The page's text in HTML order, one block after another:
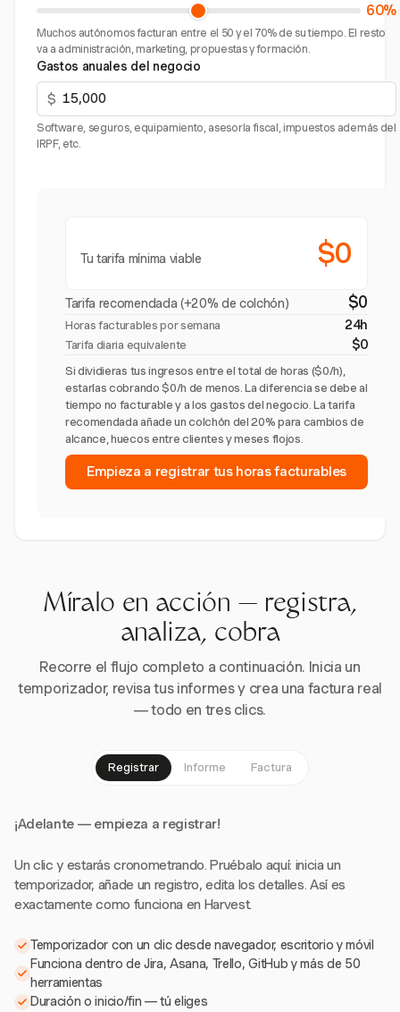
60%
Muchos autónomos facturan entre el 50 y el 70% de su tiempo. El resto
va a administración, marketing, propuestas y formación.
Gastos anuales del negocio
$
Software, seguros, equipamiento, asesoría fiscal, impuestos además del
IRPF, etc.
Tu tarifa mínima viable $0
Tarifa recomendada (+20% de colchón) $0
Horas facturables por semana 24h
Tarifa diaria equivalente $0
Si dividieras tus ingresos entre el total de horas ($0/h),
estarías cobrando $0/h de menos. La diferencia se debe al
tiempo no facturable y a los gastos del negocio. La tarifa
recomendada añade un colchón del 20% para cambios de
alcance, huecos entre clientes y meses flojos.
Empieza a registrar tus horas facturables
Míralo en acción — registra,
analiza, cobra
Recorre el flujo completo a continuación. Inicia un
temporizador, revisa tus informes y crea una factura real
— todo en tres clics.
Registrar Informe Factura
¡Adelante — empieza a registrar!
Un clic y estarás cronometrando. Pruébalo aquí: inicia un
temporizador, añade un registro, edita los detalles. Así es
exactamente como funciona en Harvest.
Temporizador con un clic desde navegador, escritorio y móvil
Funciona dentro de Jira, Asana, Trello, GitHub y más de 50
herramientas
Duración o inicio/fin — tú eliges